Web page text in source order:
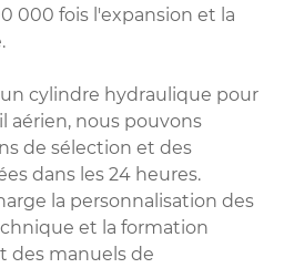
000 fois l'expansion et la
cylindre hydraulique pour
aérien, nous pouvons
de sélection et des
dans les 24 heures.
la personnalisation des
et la formation
des manuels de